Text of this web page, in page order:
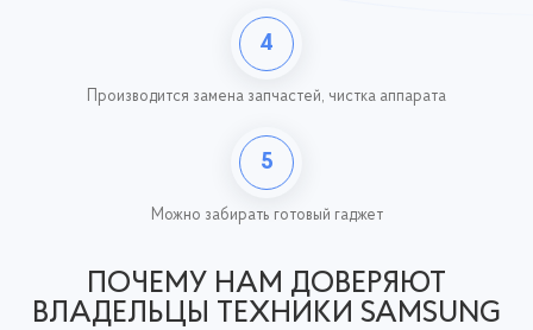
4
Производится замена запчастей, чистка аппарата
5
Можно забирать готовый гаджет
ПОЧЕМУ НАМ ДОВЕРЯЮТ
ВЛАДЕЛЬЦЫ ТЕХНИКИ SAMSUNG